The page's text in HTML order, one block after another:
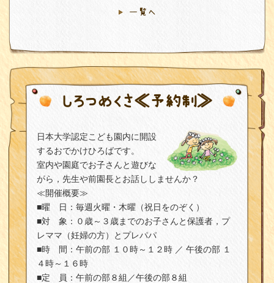
一覧へ
しろつめくさ≪予約制≫
日本大学認定こども園内に開設
するおでかけひろばです。
室内や園庭でお子さんと遊びな
がら，先生や前園長とお話ししませんか？
≪開催概要≫
■曜 日：毎週火曜・木曜（祝日をのぞく）
■対 象：０歳～３歳までのお子さんと保護者，プ
レママ（妊婦の方）とプレパパ
■時 間：午前の部 １０時～１２時 ／ 午後の部 １
４時～１６時
■定 員：午前の部８組／午後の部８組